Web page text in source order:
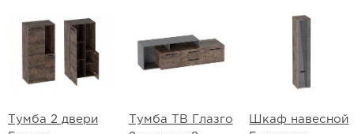
Тумба 2 двери
Тумба ТВ Глазго
Шкаф навесной